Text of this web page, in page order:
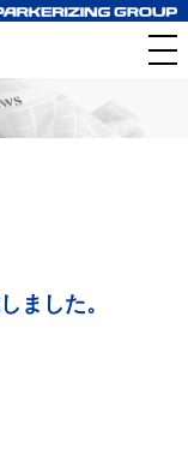
ました。